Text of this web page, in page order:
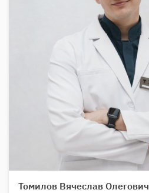
Томилов Вячеслав Олегович